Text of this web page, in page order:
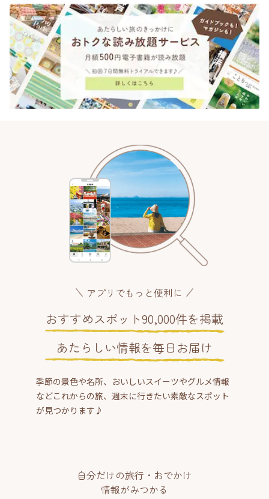
アプリでもっと便利に
おすすめスポット90,000件を掲載
あたらしい情報を毎日お届け
季節の景色や名所、おいしいスイーツやグルメ情報
などこれからの旅、週末に行きたい素敵なスポット
が見つかります♪
自分だけの旅行・おでかけ
情報がみつかる